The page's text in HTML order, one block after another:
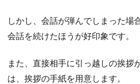
しかし、会話が弾んでしまった場
会話を続けたほうが好印象です。
また、直接相手に引っ越しの挨拶
は、挨拶の手紙を用意します。